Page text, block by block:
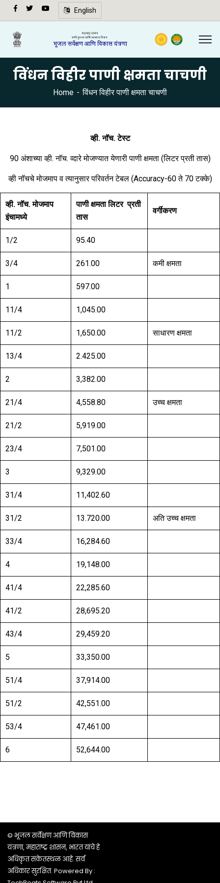
English
विंधन विहीर पाणी क्षमता चाचणी
Home विंधन विहीर पाणी क्षमता चाचणी
व्ही. नॉच. टेस्ट
90 अंशाच्या व्ही. नॉच. व्दारे मोजण्यात येणारी पाणी क्षमता (लिटर प्रती तास)
व्ही नॉचचे मोजमाप व त्यानुसार परिवर्तन टेबल (Accuracy-60 ते 70 टक्के)
व्ही. नॉच. मोजमाप
इंचामध्ये
पाणी क्षमता लिटर प्रती
तास
वर्गीकरण
1/2 95.40
3/4 261.00 कमी क्षमता
1 597.00
11/4 1,045.00
11/2 1,650.00 साधारण क्षमता
13/4 2.425.00
2 3,382.00
21/4 4,558.80 उच्च क्षमता
21/2 5,919.00
23/4 7,501.00
3 9,329.00
31/4 11,402.60
31/2 13.720.00 अति उच्च क्षमता
33/4 16,284.60
4 19,148.00
41/4 22,285.60
41/2 28,695.20
43/4 29,459.20
5 33,350.00
51/4 37,914.00
51/2 42,551.00
53/4 47,461.00
6 52,644.00
© भूजल सर्वेक्षण आणि विकास
यंत्रणा, महाराष्ट्र शासन, भारत यांचे हे
अधिकृत संकेतस्थळ आहे. सर्व
अधिकार सुरक्षित. Powered By :
अ+
Speech
supported
in your